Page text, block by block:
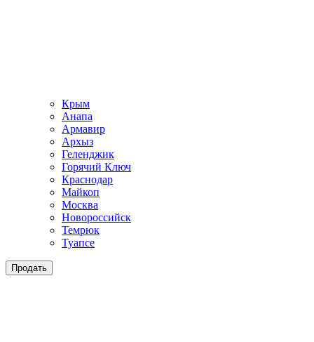
Крым
Анапа
Армавир
Архыз
Геленджик
Горячий Ключ
Краснодар
Майкоп
Москва
Новороссийск
Темрюк
Туапсе
Продать